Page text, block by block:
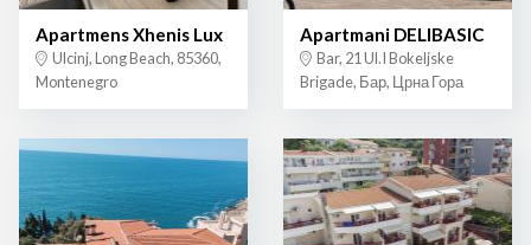
Apartmens Xhenis Lux
Ulcinj, Long Beach, 85360,
Montenegro
Apartmani DELIBASIC
Bar, 21 Ul.I Bokeljske
Brigade, Бар, Црна Гора